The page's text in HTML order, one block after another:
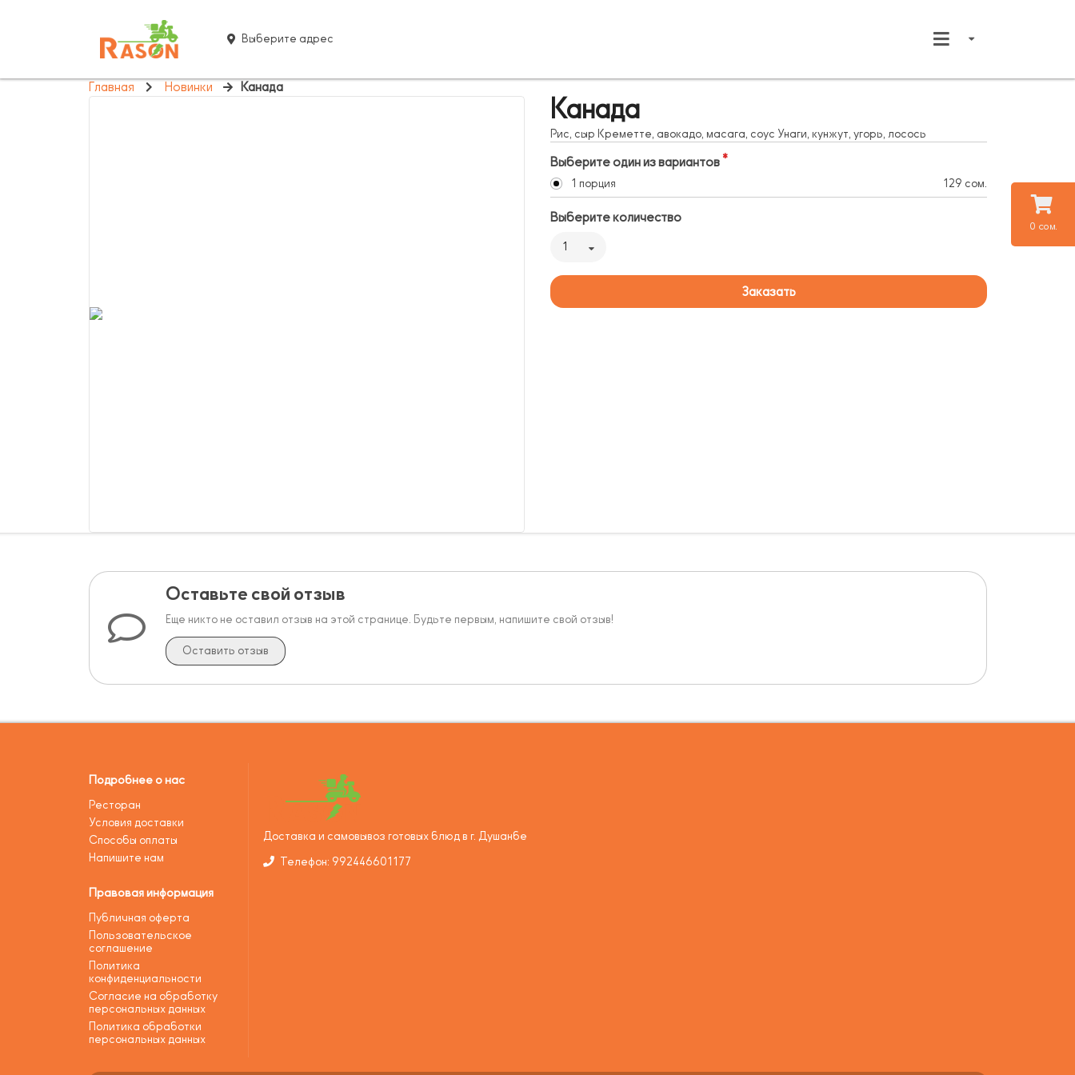
0 сом.
Выберите адрес
Главная Новинки Канада
Канада
Рис, сыр Креметте, авокадо, масага, соус Унаги, кунжут, угорь, лосось
Выберите один из вариантов
1 порция 129 сом.
Выберите количество
1
Заказать
Оставьте свой отзыв
Еще никто не оставил отзыв на этой странице. Будьте первым, напишите свой отзыв!
Оставить отзыв
Подробнее о нас
Ресторан
Условия доставки
Способы оплаты
Напишите нам
Правовая информация
Публичная оферта
Пользовательское
соглашение
Политика
конфиденциальности
Согласие на обработку
персональных данных
Политика обработки
персональных данных
Доставка и самовывоз готовых блюд в г. Душанбе
Телефон: 992446601177